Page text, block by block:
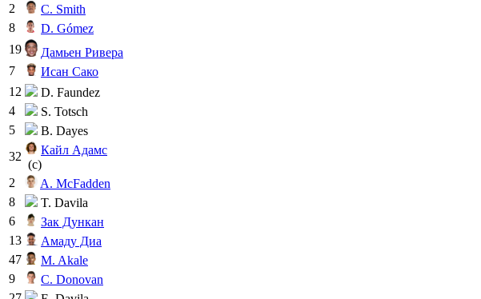
2
C. Smith
8
D. Gómez
19
Дамьен Ривера
7
Исан Сако
12
D. Faundez
4
S. Totsch
5
B. Dayes
32
Кайл Адамс
(c)
2
A. McFadden
8
T. Davila
6
Зак Дункан
13
Амаду Диа
47
M. Akale
9
C. Donovan